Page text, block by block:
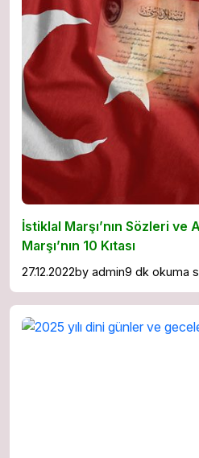
İstiklal Marşı’nın Sözleri ve
Marşı’nın 10 Kıtası
27.12.2022by admin9 dk okuma